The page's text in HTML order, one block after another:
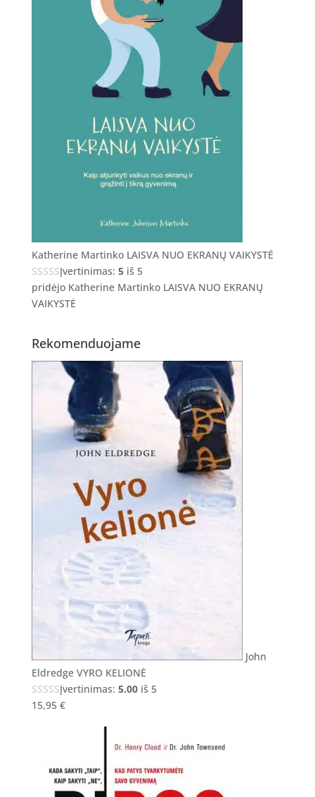
Katherine Martinko LAISVA NUO EKRANŲ VAIKYSTĖ
Įvertinimas: 5iš 5
pridėjo Katherine Martinko LAISVA NUO EKRANŲ
VAIKYSTĖ
Rekomenduojame
John
Eldredge VYRO KELIONĖ
Įvertinimas: 5.00iš 5
15,95 €